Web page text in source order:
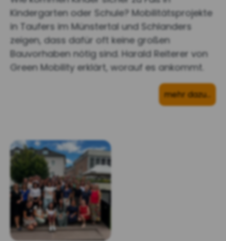
Kindergarten oder Schule? Mobilitätsprojekte
in Taufers im Münstertal und Schlanders
zeigen, dass dafür oft keine großen
Bauvorhaben nötig sind. Harald Reiterer von
Green Mobility erklärt, worauf es ankommt.
mehr dazu…